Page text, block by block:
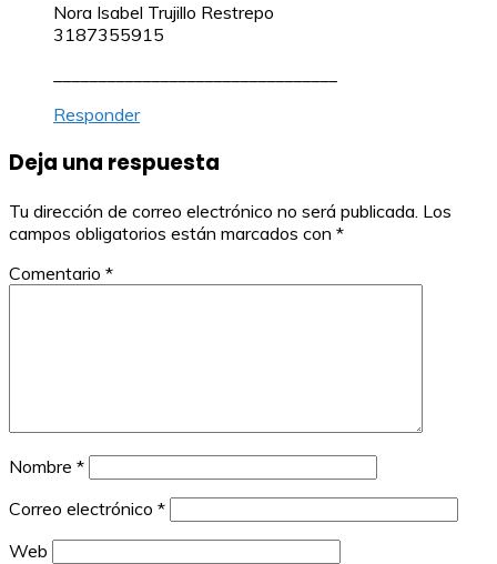
Nora Isabel Trujillo Restrepo
3187355915
Responder
Deja una respuesta
Tu dirección de correo electrónico no será publicada. Los
campos obligatorios están marcados con *
Comentario *
Nombre *
Correo electrónico *
Web